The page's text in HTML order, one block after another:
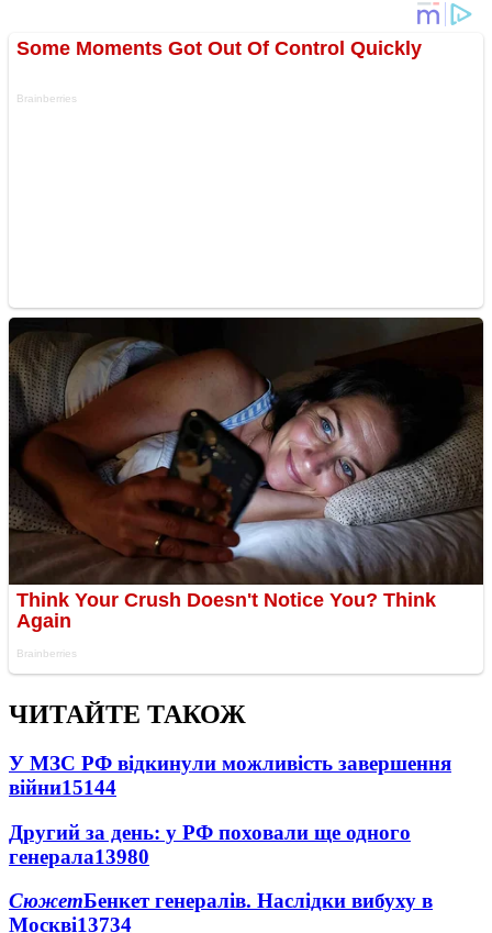
ЧИТАЙТЕ ТАКОЖ
У МЗС РФ відкинули можливість завершення
війни15144
Другий за день: у РФ поховали ще одного
генерала13980
СюжетБенкет генералів. Наслідки вибуху в
Москві13734